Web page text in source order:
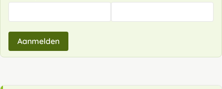
Aanmelden